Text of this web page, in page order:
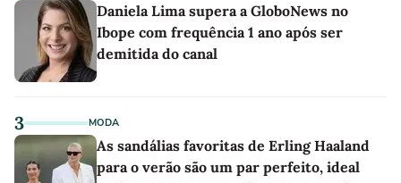
Daniela Lima supera a GloboNews no
Ibope com frequência 1 ano após ser
demitida do canal
3 MODA
As sandálias favoritas de Erling Haaland
para o verão são um par perfeito, ideal